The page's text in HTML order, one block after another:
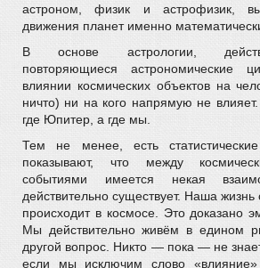
астроном, физик и астрофизик,
движения планет именно
В основе астрологии,
повторяющиеся
влиянии космических объектов на
ничто) ни на кого напрямую не
где Юпитер, а где мы.
Тем не менее, есть
показывают, что между
событиями имеется некая
действительно существует. Наша жизнь
происходит в космосе. Это доказано
Мы действительно живём в едином
другой вопрос. Никто — пока — не
если мы исключим слово